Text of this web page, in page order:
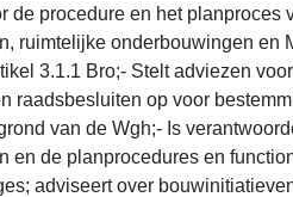
de procedure en het planproces
ruimtelijke onderbouwingen en
3.1.1 Bro;- Stelt adviezen
raadsbesluiten op voor
van de Wgh;- Is
en de planprocedures en
adviseert over